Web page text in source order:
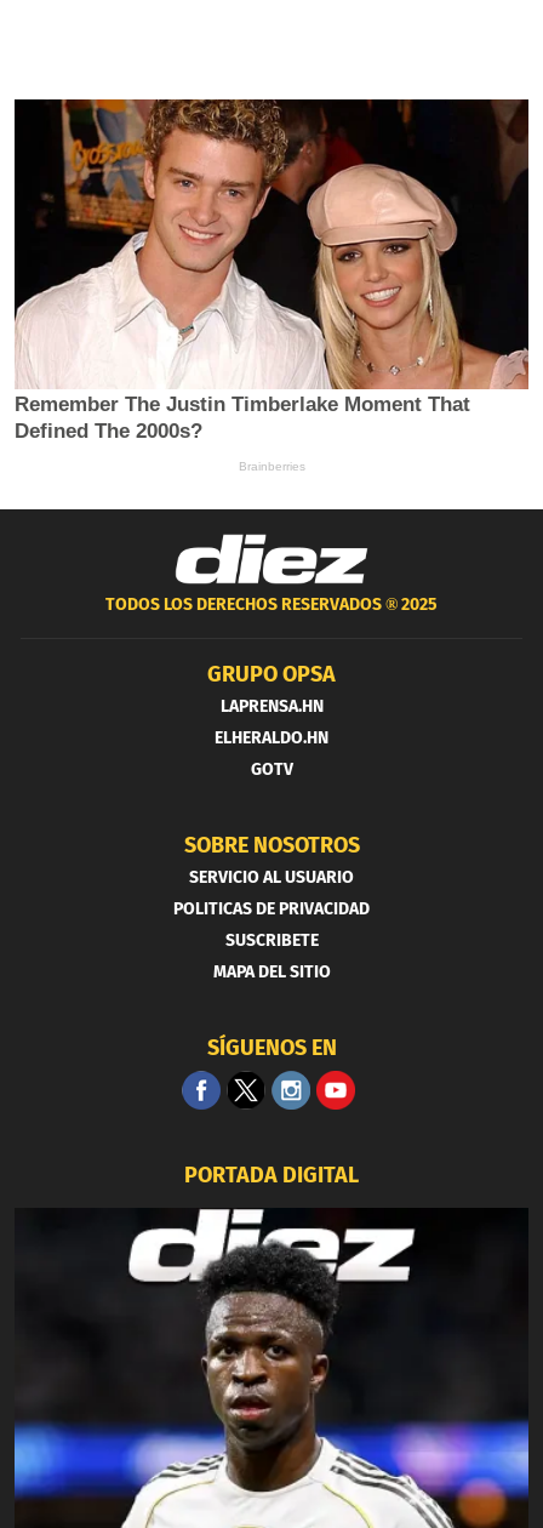
TODOS LOS DERECHOS RESERVADOS ®2025
GRUPO OPSA
LAPRENSA.HN
ELHERALDO.HN
GOTV
SOBRE NOSOTROS
SERVICIO AL USUARIO
POLITICAS DE PRIVACIDAD
SUSCRIBETE
MAPA DEL SITIO
SÍGUENOS EN
PORTADA DIGITAL